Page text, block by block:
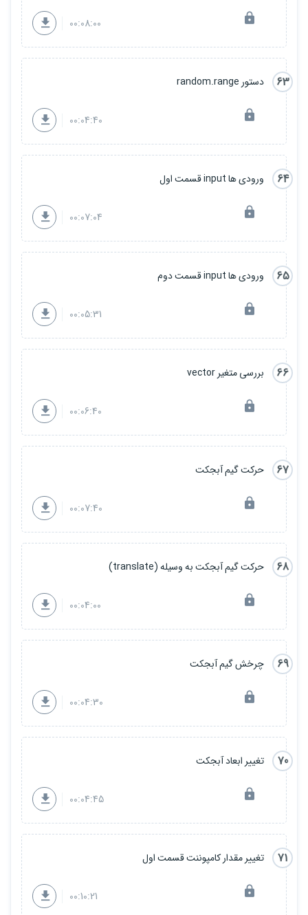
00:08:00
63 دستور random.range
00:04:40
64 ورودی ها input قسمت اول
00:07:04
65 ورودی ها input قسمت دوم
00:05:31
66 بررسی متغیر vector
00:06:40
67 حرکت گیم آبجکت
00:07:40
68 حرکت گیم آبجکت به وسیله (translate)
00:04:00
69 چرخش گیم آبجکت
00:04:30
70 تغییر ابعاد آبجکت
00:04:45
71 تغییر مقدار کامپوننت قسمت اول
00:10:21